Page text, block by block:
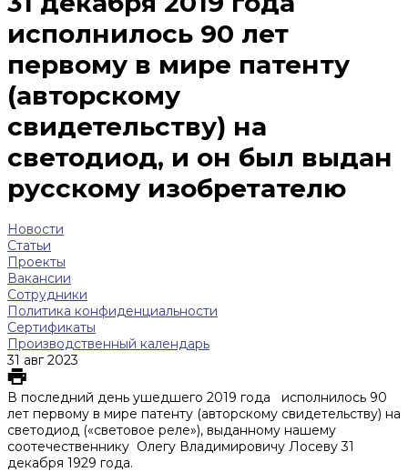
исполнилось 90 лет
первому в мире патенту
(авторскому
свидетельству) на
светодиод, и он был выдан
русскому изобретателю
Новости
Статьи
Проекты
Вакансии
Сотрудники
Политика конфиденциальности
Сертификаты
Производственный календарь
31 авг 2023
В последний день ушедшего 2019 года исполнилось 90
лет первому в мире патенту (авторскому свидетельству) на
светодиод («световое реле»), выданному нашему
соотечественнику Олегу Владимировичу Лосеву 31
декабря 1929 года.